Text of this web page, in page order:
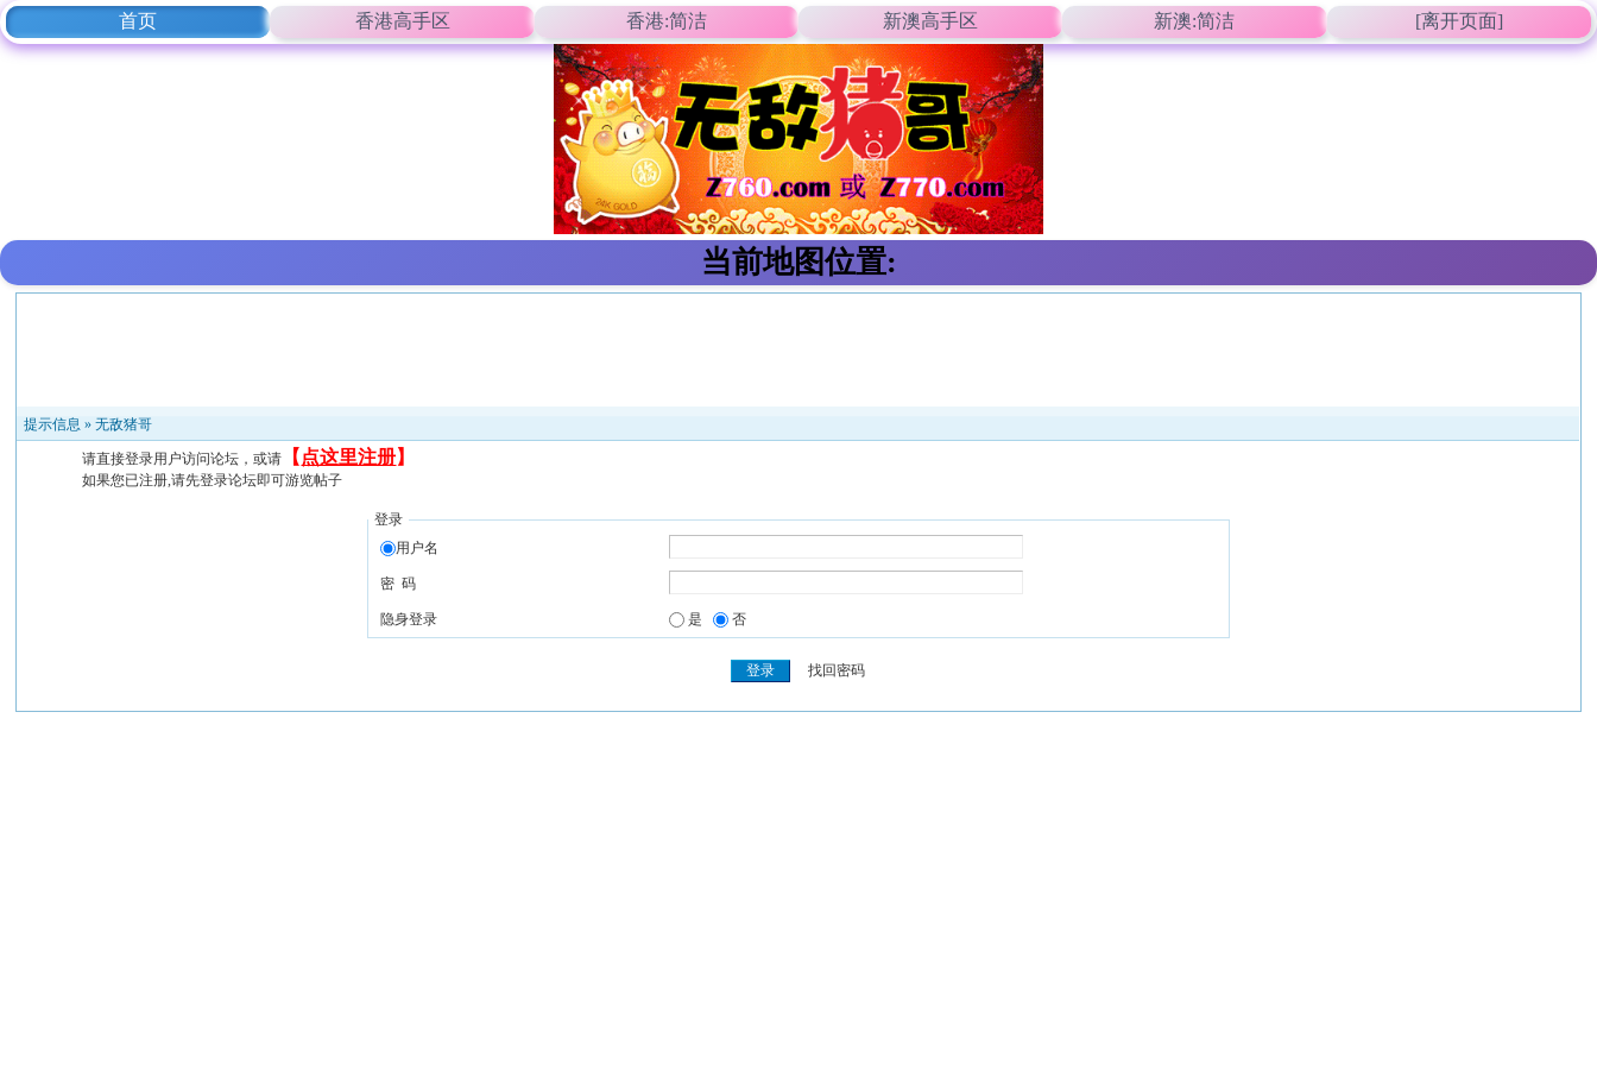
首页 香港高手区 香港:简洁 新澳高手区 新澳:简洁 [离开页面]
当前地图位置:
提示信息 »无敌猪哥
请直接登录用户访问论坛，或请 【 点这里注册】
如果您已注册,请先登录论坛即可游览帖子
登录
用户名
密 码
隐身登录 是 否
找回密码